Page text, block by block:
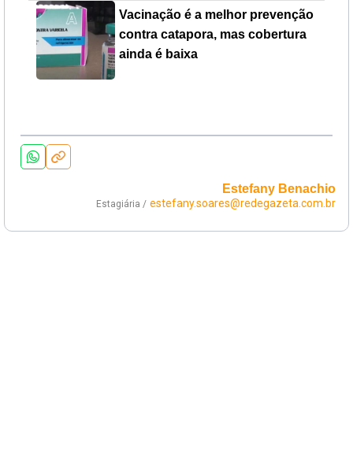
Vacinação é a melhor prevenção
contra catapora, mas cobertura
ainda é baixa
Estefany Benachio
Estagiária / estefany.soares@redegazeta.com.br